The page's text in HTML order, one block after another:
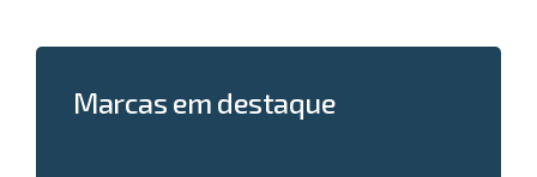
Marcas em destaque